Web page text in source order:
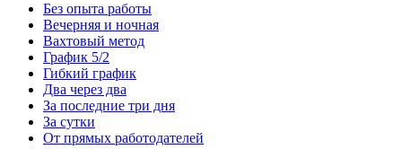
Без опыта работы
Вечерняя и ночная
Вахтовый метод
График 5/2
Гибкий график
Два через два
За последние три дня
За сутки
От прямых работодателей